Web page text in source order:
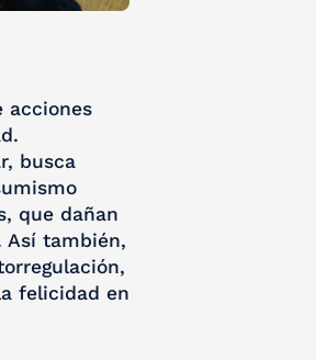
acciones
busca
que dañan
Así también,
felicidad en